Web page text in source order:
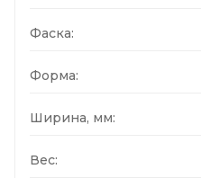
Фаска:
Форма:
Ширина, мм:
Вес: